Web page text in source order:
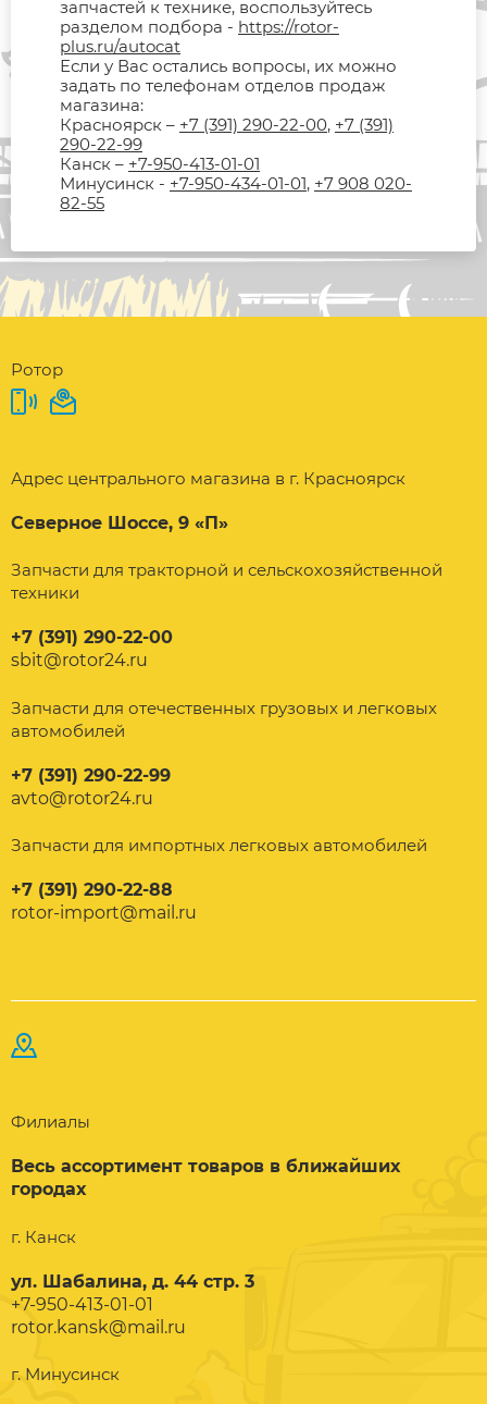
запчастей к технике, воспользуйтесь
разделом подбора - https://rotor-
plus.ru/autocat
Если у Вас остались вопросы, их можно
задать по телефонам отделов продаж
магазина:
Красноярск – +7 (391) 290-22-00, +7 (391)
290-22-99
Канск – +7-950-413-01-01
Минусинск - +7-950-434-01-01, +7 908 020-
82-55
Ротор
Адрес центрального магазина в г. Красноярск
Северное Шоссе, 9 «П»
Запчасти для тракторной и сельскохозяйственной
техники
+7 (391) 290-22-00
sbit@rotor24.ru
Запчасти для отечественных грузовых и легковых
автомобилей
+7 (391) 290-22-99
avto@rotor24.ru
Запчасти для импортных легковых автомобилей
+7 (391) 290-22-88
rotor-import@mail.ru
Филиалы
Весь ассортимент товаров в ближайших
городах
г. Канск
ул. Шабалина, д. 44 стр. 3
+7-950-413-01-01
rotor.kansk@mail.ru
г. Минусинск